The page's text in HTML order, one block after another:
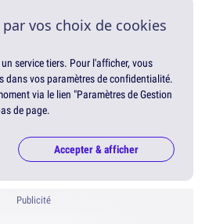
vos choix de cookies
service tiers. Pour l'afficher, vous
dans vos paramètres de confidentialité.
via le lien "Paramètres de Gestion
de page.
Accepter & afficher
Publicité